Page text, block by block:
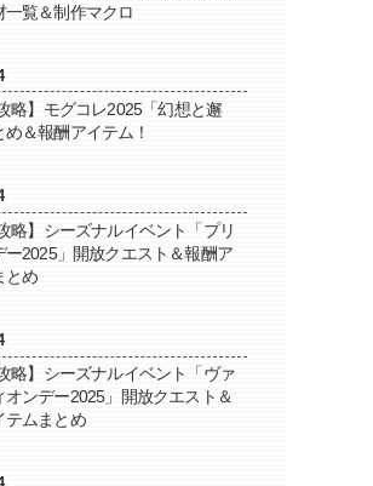
一覧＆制作マクロ
略】モグコレ2025「幻想と邂
＆報酬アイテム！
略】シーズナルイベント「プリ
ー2025」開放クエスト＆報酬ア
とめ
略】シーズナルイベント「ヴァ
オンデー2025」開放クエスト＆
テムまとめ